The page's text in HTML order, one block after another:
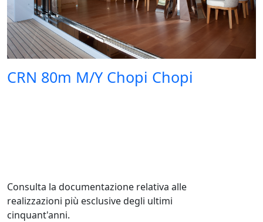
CRN 80m M/Y Chopi Chopi
Consulta la documentazione relativa alle
realizzazioni più esclusive degli ultimi
cinquant'anni.